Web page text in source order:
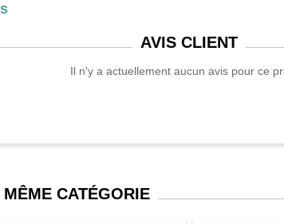
AVISCLIENT
Il n'y a actuellement aucun avis pour ce
CATÉGORIE